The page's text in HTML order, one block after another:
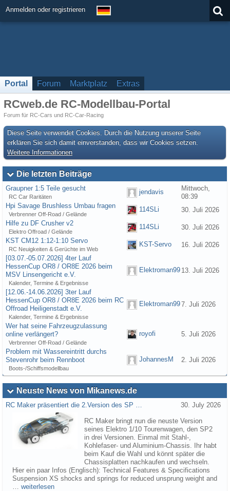
Anmelden oder registrieren
Portal Forum Marktplatz Extras
RCweb.de RC-Modellbau-Portal
Forum für RC-Cars und RC-Car-Racing
Diese Seite verwendet Cookies. Durch die Nutzung unserer Seite
erklären Sie sich damit einverstanden, dass wir Cookies setzen.
Weitere Informationen
Die letzten Beiträge
Graupner 1:5 Teile gesucht
RC Car Raritäten
jendavis
Mittwoch,
08:39
Hpi Savage Brushless Umbau fragen
Verbrenner Off-Road / Gelände
114SLi
30. Juli 2026
Hilfe zu DF Crusher v2
Elektro Offroad / Gelände
114SLi
30. Juli 2026
KST CM12 1:12-1:10 Servo
RC Neuigkeiten & Gerüchte im Web
KST-Servo
16. Juli 2026
[03.07.-05.07.2026] 4ter Lauf
HessenCup OR8 / OR8E 2026 beim
MSV Linsengericht e.V.
Kalender, Termine & Ergebnisse
Elektroman99 13. Juli 2026
[12.06.-14.06.2026] 3ter Lauf
HessenCup OR8 / OR8E 2026 beim RC
Offroad Heiligenstadt e.V.
Kalender, Termine & Ergebnisse
Elektroman997. Juli 2026
Wer hat seine Fahrzeugzulassung
online verlängert?
Verbrenner Off-Road / Gelände
royofi 5. Juli 2026
Problem mit Wassereintritt durchs
Stevenrohr beim Rennboot
Boots-/Schiffsmodellbau
JohannesM 2. Juli 2026
Neuste News von Mikanews.de
RC Maker präsentiert die 2.Version des SP … 30. July 2026
RC Maker bringt nun die neuste Version
seines Elektro 1/10 Tourenwagen, den SP2
in drei Versionen. Einmal mit Stahl-,
Kohlefaser- und Aluminium-Chassis. Ihr habt
beim Kauf die Wahl und könnt später die
Chassisplatten nachkaufen und wechseln.
Hier ein paar Infos (Englisch): Technical Features & Specifications
Suspension XS shocks and springs for reduced unsprung weight and
weiterlesen